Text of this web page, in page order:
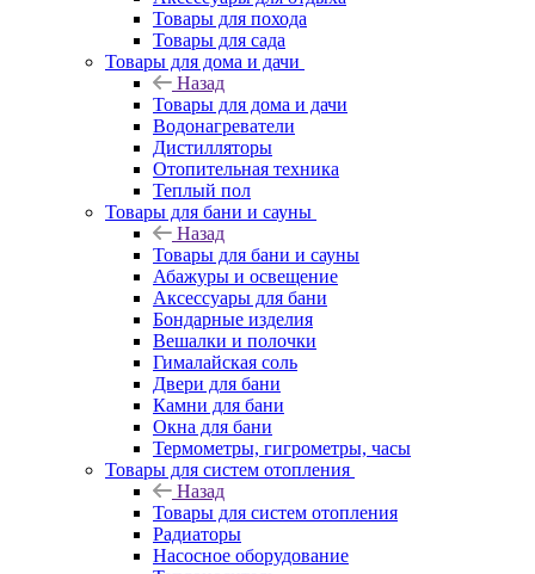
Товары для похода
Товары для сада
Товары для дома и дачи
Назад
Товары для дома и дачи
Водонагреватели
Дистилляторы
Отопительная техника
Теплый пол
Товары для бани и сауны
Назад
Товары для бани и сауны
Абажуры и освещение
Аксессуары для бани
Бондарные изделия
Вешалки и полочки
Гималайская соль
Двери для бани
Камни для бани
Окна для бани
Термометры, гигрометры, часы
Товары для систем отопления
Назад
Товары для систем отопления
Радиаторы
Насосное оборудование